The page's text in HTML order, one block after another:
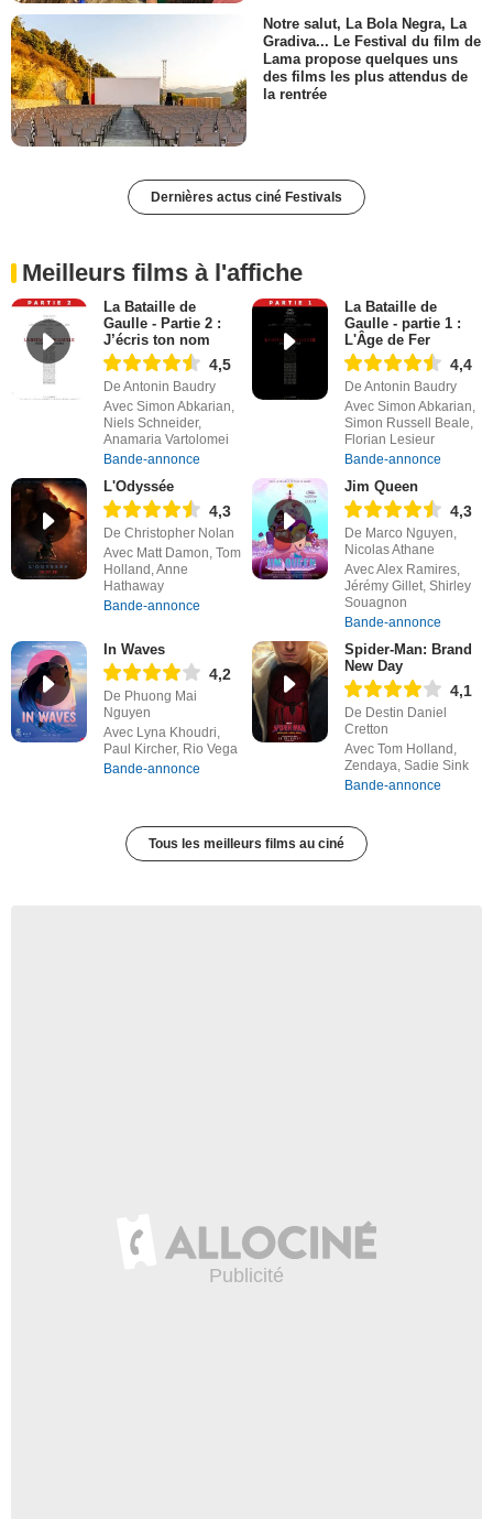
Notre salut, La Bola Negra, La
Gradiva... Le Festival du film de
Lama propose quelques uns
des films les plus attendus de
la rentrée
Dernières actus ciné Festivals
Meilleurs films à l'affiche
La Bataille de
Gaulle - Partie 2 :
J’écris ton nom
4,5
De Antonin Baudry
Avec Simon Abkarian,
Niels Schneider,
Anamaria Vartolomei
Bande-annonce
La Bataille de
Gaulle - partie 1 :
L'Âge de Fer
4,4
De Antonin Baudry
Avec Simon Abkarian,
Simon Russell Beale,
Florian Lesieur
Bande-annonce
L'Odyssée
4,3
De Christopher Nolan
Avec Matt Damon, Tom
Holland, Anne
Hathaway
Bande-annonce
Jim Queen
4,3
De Marco Nguyen,
Nicolas Athane
Avec Alex Ramires,
Jérémy Gillet, Shirley
Souagnon
Bande-annonce
In Waves
4,2
De Phuong Mai
Nguyen
Avec Lyna Khoudri,
Paul Kircher, Rio Vega
Bande-annonce
Spider-Man: Brand
New Day
4,1
De Destin Daniel
Cretton
Avec Tom Holland,
Zendaya, Sadie Sink
Bande-annonce
Tous les meilleurs films au ciné